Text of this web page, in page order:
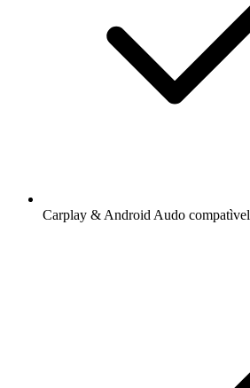
Carplay & Android Audo compatìvel